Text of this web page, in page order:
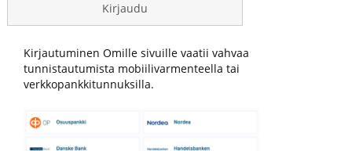
Kirjaudu
Kirjautuminen Omille sivuille vaatii vahvaa
tunnistautumista mobiilivarmenteella tai
verkkopankkitunnuksilla.